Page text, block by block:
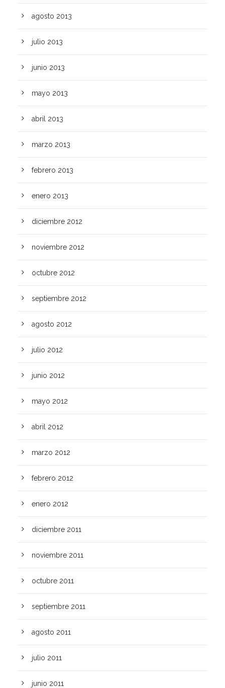
agosto 2013
julio 2013
junio 2013
mayo 2013
abril 2013
marzo 2013
febrero 2013
enero 2013
diciembre 2012
noviembre 2012
octubre 2012
septiembre 2012
agosto 2012
julio 2012
junio 2012
mayo 2012
abril 2012
marzo 2012
febrero 2012
enero 2012
diciembre 2011
noviembre 2011
octubre 2011
septiembre 2011
agosto 2011
julio 2011
junio 2011